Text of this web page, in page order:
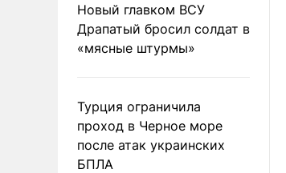
Новый главком ВСУ
Драпатый бросил солдат в
«мясные штурмы»
Турция ограничила
проход в Черное море
после атак украинских
БПЛА